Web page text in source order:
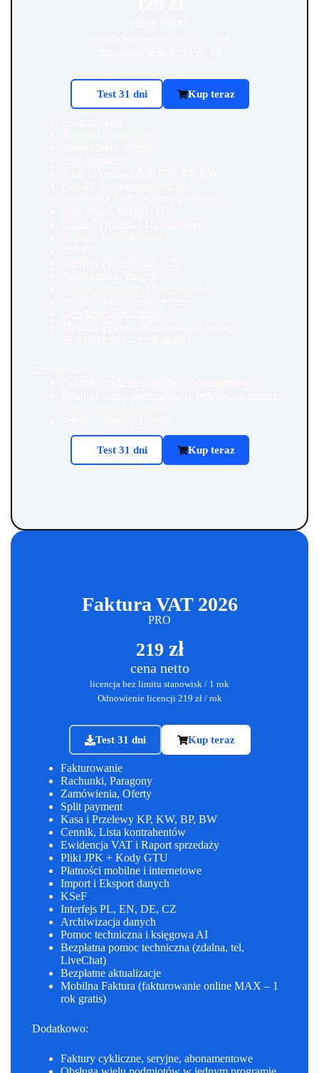
Test 31 dni Kup teraz
Test 31 dni Kup teraz
Faktura VAT 2026
PRO
219 zł
cena netto
licencja bez limitu stanowisk / 1 rok
Odnowienie licencji 219 zł/ rok
Test 31 dni Kup teraz
Fakturowanie
Rachunki, Paragony
Zamówienia, Oferty
Split payment
Kasa i Przelewy KP, KW, BP, BW
Cennik, Lista kontrahentów
Ewidencja VAT i Raport sprzedaży
Pliki JPK + Kody GTU
Płatności mobilne i internetowe
Import i Eksport danych
KSeF
Interfejs PL, EN, DE, CZ
Archiwizacja danych
Pomoc techniczna i księgowa AI
Bezpłatna pomoc techniczna (zdalna, tel,
LiveChat)
Bezpłatne aktualizacje
Mobilna Faktura (fakturowanie online MAX – 1
rok gratis)
Dodatkowo:
Faktury cykliczne, seryjne, abonamentowe